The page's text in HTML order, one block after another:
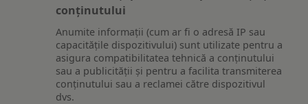
conținutului
Anumite informații (cum ar fi o adresă IP sau
capacitățile dispozitivului) sunt utilizate pentru a
asigura compatibilitatea tehnică a conținutului
sau a publicității și pentru a facilita transmiterea
conținutului sau a reclamei către dispozitivul
dvs.